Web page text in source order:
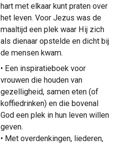
hart met elkaar kunt praten over
het leven. Voor Jezus was de
maaltijd een plek waar Hij zich
als dienaar opstelde en dicht bij
de mensen kwam.
• Een inspiratieboek voor
vrouwen die houden van
gezelligheid, samen eten (of
koffiedrinken) en die bovenal
God een plek in hun leven willen
geven.
• Met overdenkingen, liederen,